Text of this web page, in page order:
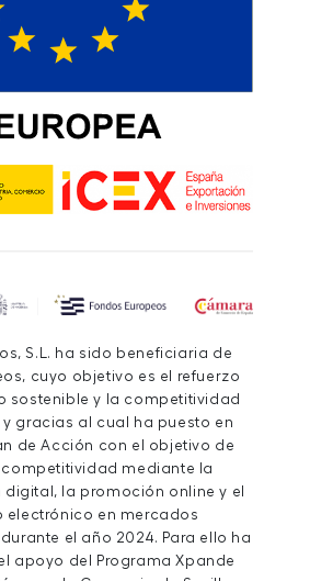
S.L. ha sido beneficiaria de
cuyo objetivo es el refuerzo
sostenible y la competitividad
y gracias al cual ha puesto en
de Acción con el objetivo de
competitividad mediante la
la promoción online y el
electrónico en mercados
el año 2024. Para ello ha
apoyo del Programa Xpande